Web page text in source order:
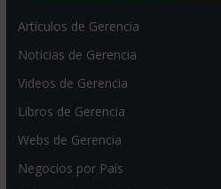
Artículos de Gerencia
Noticias de Gerencia
Videos de Gerencia
Libros de Gerencia
Webs de Gerencia
Negocios por País